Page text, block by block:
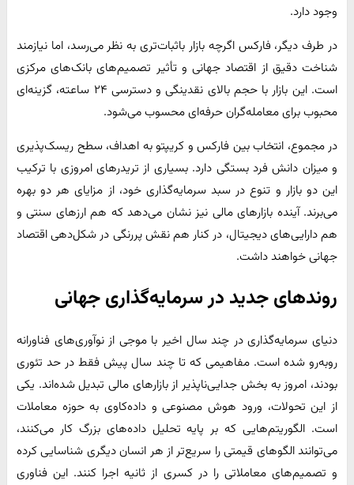
وجود دارد.
در طرف دیگر، فارکس اگرچه بازار باثبات‌تری به نظر می‌رسد، اما نیازمند
شناخت دقیق از اقتصاد جهانی و تأثیر تصمیم‌های بانک‌های مرکزی
است. این بازار با حجم بالای نقدینگی و دسترسی ۲۴ ساعته، گزینه‌ای
محبوب برای معامله‌گران حرفه‌ای محسوب می‌شود.
در مجموع، انتخاب بین فارکس و کریپتو به اهداف، سطح ریسک‌پذیری
و میزان دانش فرد بستگی دارد. بسیاری از تریدرهای امروزی با ترکیب
این دو بازار و تنوع در سبد سرمایه‌گذاری خود، از مزایای هر دو بهره
می‌برند. آینده بازارهای مالی نیز نشان می‌دهد که هم ارزهای سنتی و
هم دارایی‌های دیجیتال، در کنار هم نقش پررنگی در شکل‌دهی اقتصاد
جهانی خواهند داشت.
روندهای جدید در سرمایه‌گذاری جهانی
دنیای سرمایه‌گذاری در چند سال اخیر با موجی از نوآوری‌های فناورانه
روبه‌رو شده است. مفاهیمی که تا چند سال پیش فقط در حد تئوری
بودند، امروز به بخش جدایی‌ناپذیر از بازارهای مالی تبدیل شده‌اند. یکی
از این تحولات، ورود هوش مصنوعی و داده‌کاوی به حوزه معاملات
است. الگوریتم‌هایی که بر پایه تحلیل داده‌های بزرگ کار می‌کنند،
می‌توانند الگوهای قیمتی را سریع‌تر از هر انسان دیگری شناسایی کرده
و تصمیم‌های معاملاتی را در کسری از ثانیه اجرا کنند. این فناوری